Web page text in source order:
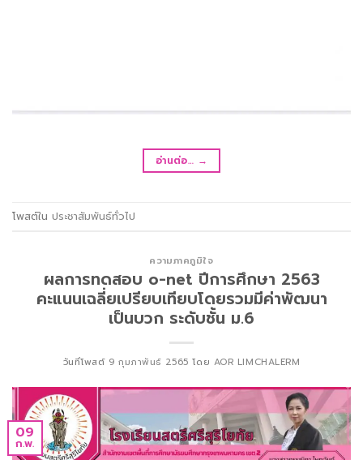
อ่านต่อ… →
โพสต์ใน ประชาสัมพันธ์ทั่วไป
ความภาคภูมิใจ
ผลการทดสอบ o-net ปีการศึกษา 2563
คะแนนเฉลี่ยเปรียบเทียบโดยรวมมีค่าพัฒนา
เป็นบวก ระดับชั้น ม.6
วันที่โพสต์ 9 กุมภาพันธ์ 2565 โดย AOR LIMCHALERM
09
ก.พ.